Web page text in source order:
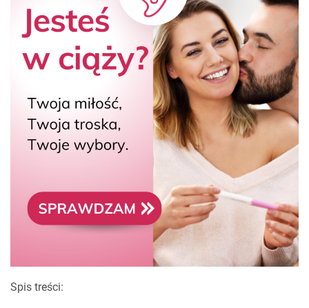
Spis treści: